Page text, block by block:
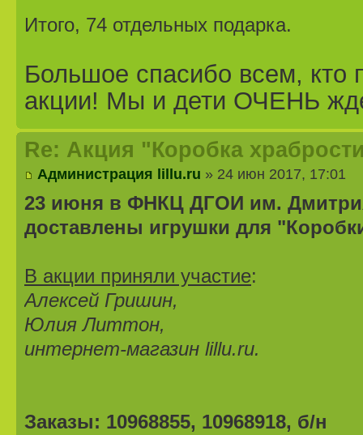
Итого, 74 отдельных подарка.
Большое спасибо всем, кто
акции! Мы и дети ОЧЕНЬ
Re: Акция "Коробка
Администрация lillu.ru » 24 июн 2017, 17:01
23 июня в ФНКЦ ДГОИ им.
доставлены игрушки для
В акции приняли участие:
Алексей Гришин,
Юлия Литтон,
интернет-магазин lillu.ru.
Заказы: 10968855, 10968918, б/н